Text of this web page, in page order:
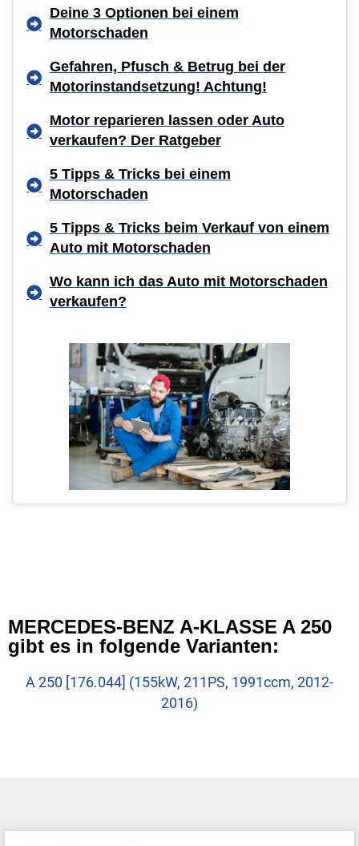
Deine 3 Optionen bei einem
Motorschaden
Gefahren, Pfusch & Betrug bei der
Motorinstandsetzung! Achtung!
Motor reparieren lassen oder Auto
verkaufen? Der Ratgeber
5 Tipps & Tricks bei einem
Motorschaden
5 Tipps & Tricks beim Verkauf von einem
Auto mit Motorschaden
Wo kann ich das Auto mit Motorschaden
verkaufen?
MERCEDES-BENZ A-KLASSE A 250
gibt es in folgende Varianten:
A 250 [176.044] (155kW, 211PS, 1991ccm, 2012-
2016)